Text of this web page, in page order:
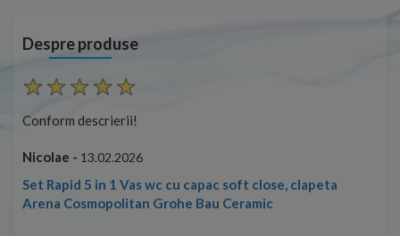
Despre produse
Conform descrierii!
Nicolae - 13.02.2026
Set Rapid 5 in 1 Vas wc cu capac soft close, clapeta
Arena Cosmopolitan Grohe Bau Ceramic